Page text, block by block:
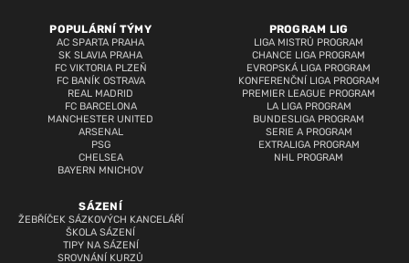
POPULÁRNÍ TÝMY
AC SPARTA PRAHA
SK SLAVIA PRAHA
FC VIKTORIA PLZEŇ
FC BANÍK OSTRAVA
REAL MADRID
FC BARCELONA
MANCHESTER UNITED
ARSENAL
PSG
CHELSEA
BAYERN MNICHOV
PROGRAM LIG
LIGA MISTRŮ PROGRAM
CHANCE LIGA PROGRAM
EVROPSKÁ LIGA PROGRAM
KONFERENČNÍ LIGA PROGRAM
PREMIER LEAGUE PROGRAM
LA LIGA PROGRAM
BUNDESLIGA PROGRAM
SERIE A PROGRAM
EXTRALIGA PROGRAM
NHL PROGRAM
SÁZENÍ
ŽEBŘÍČEK SÁZKOVÝCH KANCELÁŘÍ
ŠKOLA SÁZENÍ
TIPY NA SÁZENÍ
SROVNÁNÍ KURZŮ